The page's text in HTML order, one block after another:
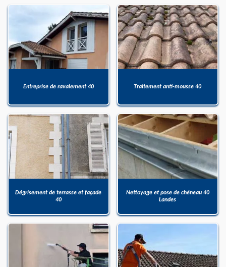
Entreprise de ravalement 40 Traitement anti-mousse 40
Dégrisement de terrasse et façade
40
Nettoyage et pose de chéneau 40
Landes